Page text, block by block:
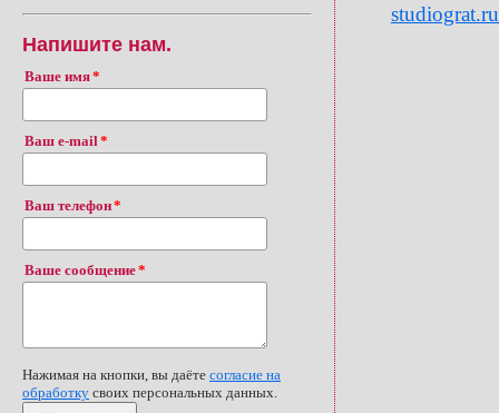
Напишите нам.
Ваше имя
Ваш e-mail
Ваш телефон
Ваше сообщение
Нажимая на кнопки, вы даёте согласие на
обработку своих персональных данных.
studiograt.ru